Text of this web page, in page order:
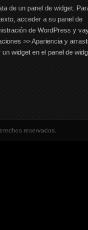
de un panel de widget.
acceder a su panel de
de WordPress y
>> Apariencia y
un widget en el panel de
reservados.